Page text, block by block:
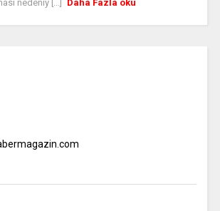
nedeniy [...]
Daha Fazla oku